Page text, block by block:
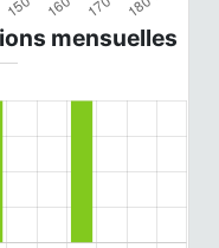
mensuelles